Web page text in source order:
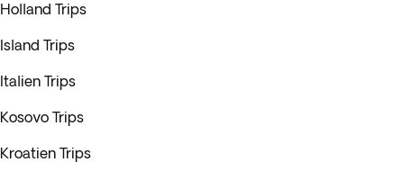
Holland Trips
Island Trips
Italien Trips
Kosovo Trips
Kroatien Trips